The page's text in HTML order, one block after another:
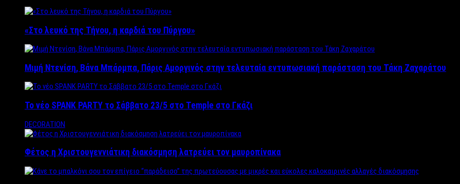
«Στο λευκό της Τήνου, η καρδιά του Πύργου»
Μιμή Ντενίση, Βάνα Μπάρμπα, Πάρις Αμοργινός στην τελευταία εντυπωσιακή παράσταση του Τάκη Ζαχαράτου
Το νέο SPANK PARTY το Σάββατο 23/5 στο Temple στο Γκάζι
DECORATION
Φέτος η Χριστουγεννιάτικη διακόσμηση λατρεύει τον μαυροπίνακα